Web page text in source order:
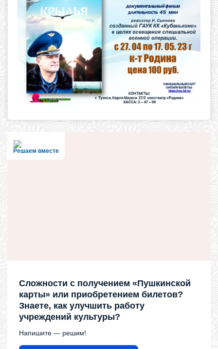
Решаем вместе
Сложности с получением «Пушкинской
карты» или приобретением билетов?
Знаете, как улучшить работу
учреждений культуры?
Напишите — решим!